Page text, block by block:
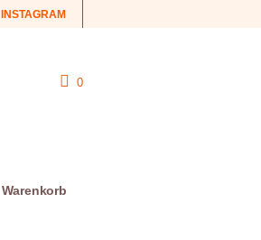
INSTAGRAM
0
Warenkorb